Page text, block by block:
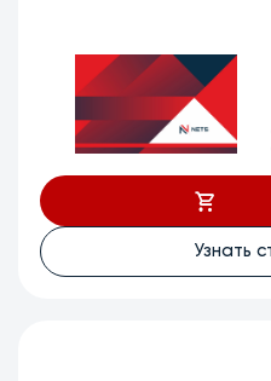
Узнать